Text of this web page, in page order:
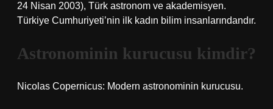
24 Nisan 2003), Türk astronom ve akademisyen.
Türkiye Cumhuriyeti’nin ilk kadın bilim insanlarındandır.
Astronominin kurucusu kimdir?
Nicolas Copernicus: Modern astronominin kurucusu.